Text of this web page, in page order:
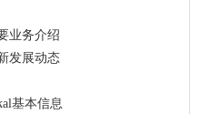
要业务介绍
新发展动态
基本信息